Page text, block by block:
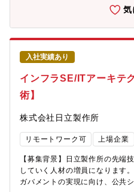
引実績があり、業界TOP10企業
業界のリーディングカンパニー
引のある企業様をアカウントで
顧客8割、新規顧客2割程度です
ずは、配属部署で専門性を深め
希望に応じて、マネジメントを
い営業部で、技術の知見をより
リアパスが可能です。※年齢や
アアップが可能な風土です！【
ルに魅力を感じたため。・ネッ
ィなど幅広いソリューションを
るため。・営業として顧客の課
につけながら成長できると感じ
方を持つ独自性があり、他社で
め。・大手企業や社会インフラ
気
入社実績あり
インフラSE/ITアーキテ
術】
株式会社日立製作所
リモートワーク可 上場企業
【募集背景】日立製作所の先端
していく人材の増員になります
ガバメントの実現に向け、公共